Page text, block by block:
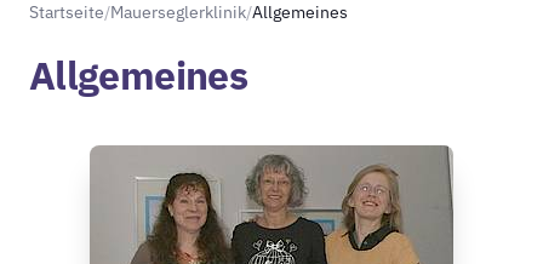
Startseite/Mauerseglerklinik/Allgemeines
Allgemeines